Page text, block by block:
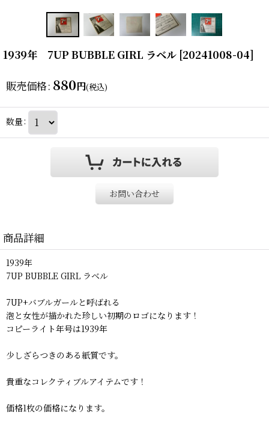
1939年 7UP BUBBLE GIRL ラベル [20241008-04]
販売価格: 880円(税込)
数量:
お問い合わせ
商品詳細
1939年
7UP BUBBLE GIRL ラベル
7UP+バブルガールと呼ばれる
泡と女性が描かれた珍しい初期のロゴになります！
コピーライト年号は1939年
少しざらつきのある紙質です。
貴重なコレクティブルアイテムです！
価格1枚の価格になります。